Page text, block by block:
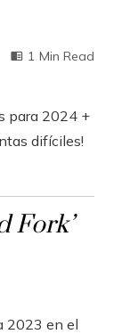
1 Min Read
Fork’
2023 en el